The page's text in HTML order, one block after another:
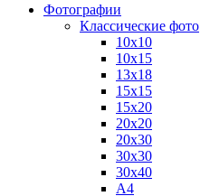
Фотографии
Классические фото
10х10
10х15
13х18
15х15
15х20
20х20
20х30
30х30
30х40
А4